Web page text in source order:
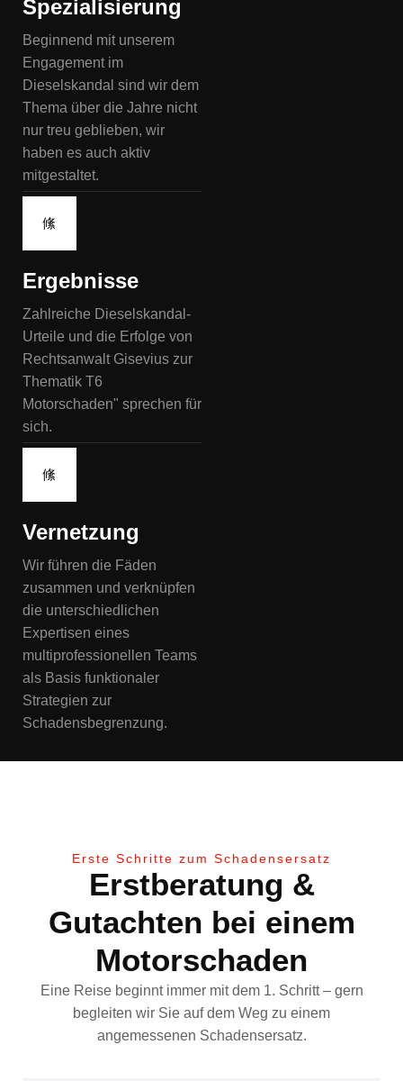
Spezialisierung
Beginnend mit unserem
Engagement im
Dieselskandal sind wir dem
Thema über die Jahre nicht
nur treu geblieben, wir
haben es auch aktiv
mitgestaltet.
Ergebnisse
Zahlreiche Dieselskandal-
Urteile und die Erfolge von
Rechtsanwalt Gisevius zur
Thematik T6
Motorschaden" sprechen für
sich.
Vernetzung
Wir führen die Fäden
zusammen und verknüpfen
die unterschiedlichen
Expertisen eines
multiprofessionellen Teams
als Basis funktionaler
Strategien zur
Schadensbegrenzung.
Erste Schritte zum Schadensersatz
Erstberatung &
Gutachten bei einem
Motorschaden
Eine Reise beginnt immer mit dem 1. Schritt – gern
begleiten wir Sie auf dem Weg zu einem
angemessenen Schadensersatz.